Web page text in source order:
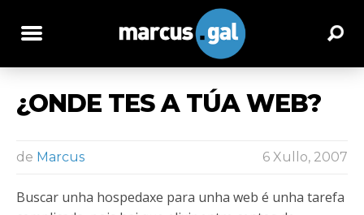
¿ONDE TES A TÚA WEB?
de Marcus 6 Xullo, 2007
Buscar unha hospedaxe para unha web é unha tarefa